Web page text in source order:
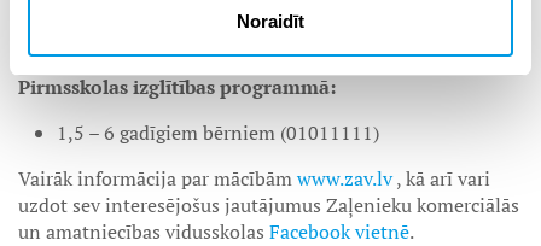
Noraidīt
1. – 9. klase (21011111)
Pirmsskolas izglītības programmā:
1,5 – 6 gadīgiem bērniem (01011111)
Vairāk informācija par mācībāmwww.zav.lv, kā arī vari
uzdot sev interesējošus jautājumus Zaļenieku komerciālās
un amatniecības vidusskolas Facebook vietnē.